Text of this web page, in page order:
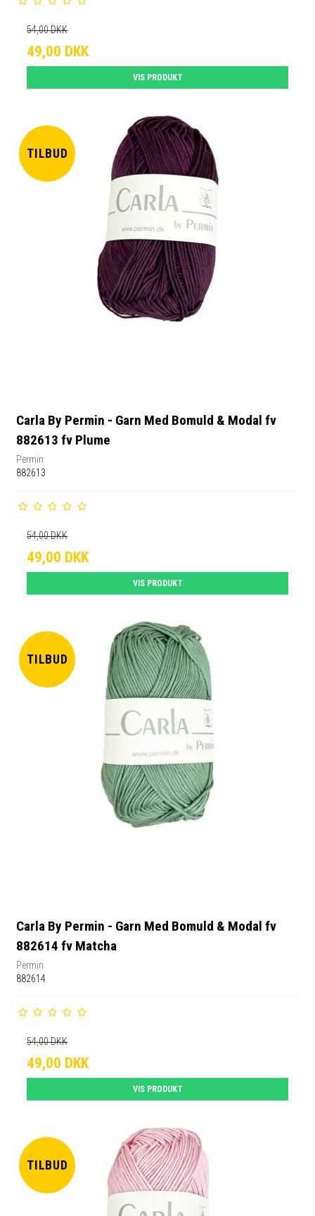
54,00 DKK
49,00 DKK
VIS PRODUKT
TILBUD
Carla By Permin - Garn Med Bomuld & Modal fv
882613 fv Plume
Permin
882613
54,00 DKK
49,00 DKK
VIS PRODUKT
TILBUD
Carla By Permin - Garn Med Bomuld & Modal fv
882614 fv Matcha
Permin
882614
54,00 DKK
49,00 DKK
VIS PRODUKT
TILBUD